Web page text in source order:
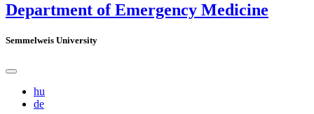
Department of Emergency Medicine
Semmelweis University
hu
de